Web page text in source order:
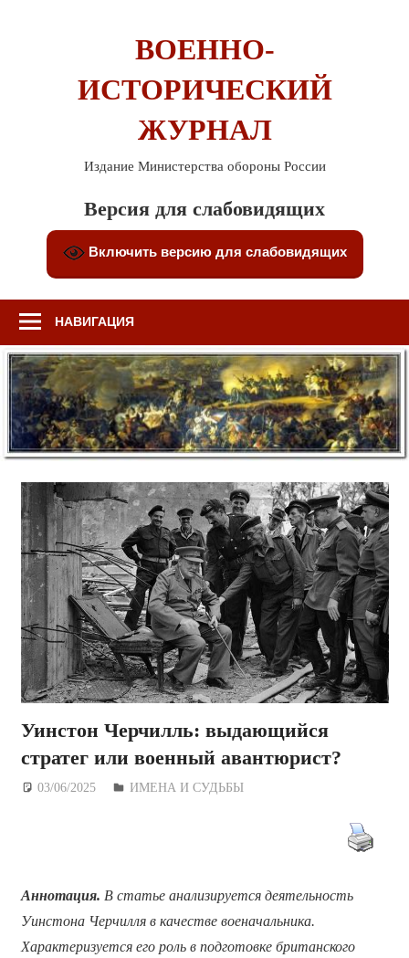
ВОЕННО-
ИСТОРИЧЕСКИЙ
ЖУРНАЛ
Издание Министерства обороны России
Версия для слабовидящих
Включить версию для слабовидящих
НАВИГАЦИЯ
Уинстон Черчилль: выдающийся
стратег или военный авантюрист?
03/06/2025 Дежурный по Редакции
ИМЕНА И СУДЬБЫ
Аннотация. В статье анализируется деятельность
Уинстона Черчилля в качестве военачальника.
Характеризуется его роль в подготовке британского